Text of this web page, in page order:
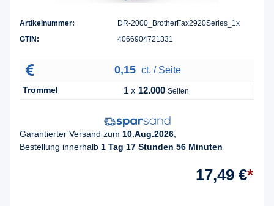
Artikelnummer:
DR-2000_BrotherFax2920Series_1x
GTIN:
4066904721331
0,15 ct. / Seite
Trommel 1 x 12.000 Seiten
Garantierter Versand zum 10.Aug.2026
Bestellung innerhalb 1 Tag 17 Stunden 56 Minuten
17,49 €*